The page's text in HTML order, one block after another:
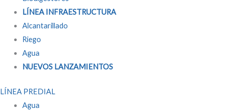
LÍNEA INFRAESTRUCTURA
Alcantarillado
Riego
Agua
NUEVOS LANZAMIENTOS
LÍNEA PREDIAL
Agua